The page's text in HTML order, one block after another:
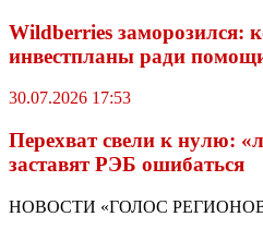
Wildberriеs заморозился:
инвестпланы ради
30.07.2026 17:53
Перехват свели к нулю:
заставят РЭБ ошибаться
НОВОСТИ «ГОЛОС